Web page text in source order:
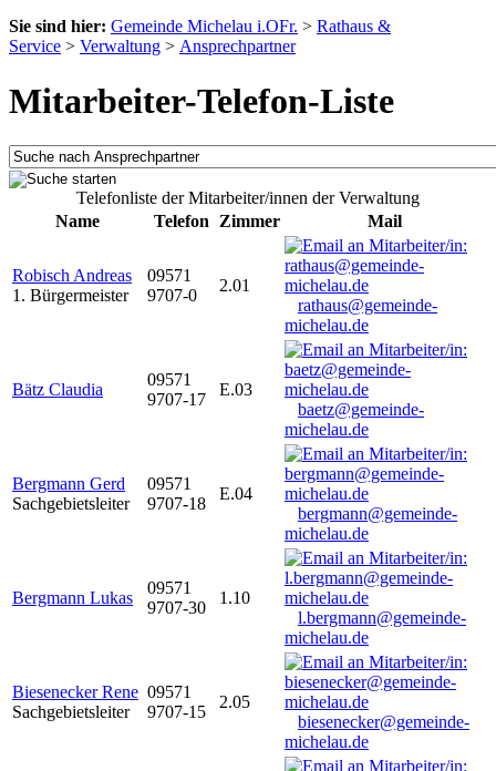
Sie sind hier: Gemeinde Michelau i.OFr. > Rathaus &
Service > Verwaltung > Ansprechpartner
Mitarbeiter-Telefon-Liste
Telefonliste der Mitarbeiter/innen der Verwaltung
Name
Telefon Zimmer Mail
Robisch Andreas
1. Bürgermeister
09571
9707-0
2.01
rathaus@gemeinde-
michelau.de
Bätz Claudia
09571
9707-17
E.03
baetz@gemeinde-
michelau.de
Bergmann Gerd
Sachgebietsleiter
09571
9707-18
E.04
bergmann@gemeinde-
michelau.de
Bergmann Lukas
09571
9707-30
1.10
l.bergmann@gemeinde-
michelau.de
Biesenecker Rene
Sachgebietsleiter
09571
9707-15
2.05
biesenecker@gemeinde-
michelau.de